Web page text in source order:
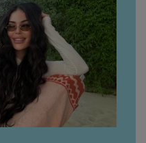
ajuns până aici, dar e
adevărat, au făcut-o și pe
asta! Și ce a ieșit la iveală
ar fi prea mult pentru
oricine: "Cu… mine, fata
româncă...”